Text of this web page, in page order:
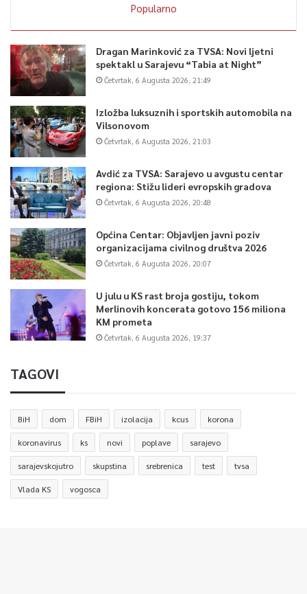
Popularno
Dragan Marinković za TVSA: Novi ljetni
spektakl u Sarajevu “Tabia at Night”
Četvrtak, 6 Augusta 2026, 21:49
Izložba luksuznih i sportskih automobila na
Vilsonovom
Četvrtak, 6 Augusta 2026, 21:03
Avdić za TVSA: Sarajevo u avgustu centar
regiona: Stižu lideri evropskih gradova
Četvrtak, 6 Augusta 2026, 20:48
Općina Centar: Objavljen javni poziv
organizacijama civilnog društva 2026
Četvrtak, 6 Augusta 2026, 20:07
U julu u KS rast broja gostiju, tokom
Merlinovih koncerata gotovo 156 miliona
KM prometa
Četvrtak, 6 Augusta 2026, 19:37
TAGOVI
BiH dom FBiH izolacija kcus korona
koronavirus ks novi poplave sarajevo
sarajevskojutro skupstina srebrenica test tvsa
Vlada KS vogosca